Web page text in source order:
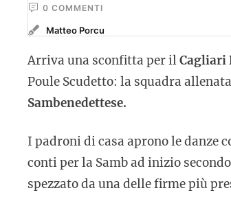
0 COMMENTI
Matteo Porcu
Arriva una sconfitta per ilCagliari
Poule Scudetto: la squadra
Sambenedettese.
I padroni di casa aprono le danze
conti per la Samb ad inizio
spezzato da una delle firme più